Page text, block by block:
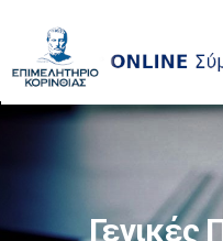
Γενικές